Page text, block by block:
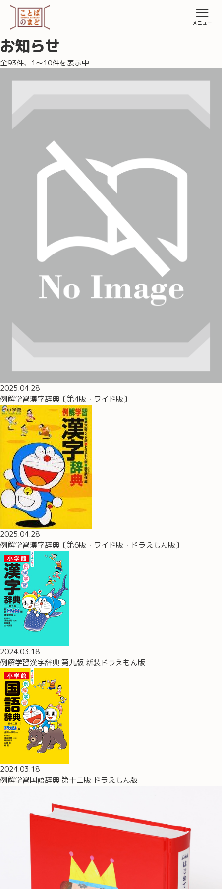
お知らせ
全93件、1〜10件を表示中
2025.04.28
例解学習漢字辞典〔第4版・ワイド版〕
2025.04.28
例解学習漢字辞典〔第6版・ワイド版・ドラえもん版〕
2024.03.18
例解学習漢字辞典 第九版 新装ドラえもん版
2024.03.18
例解学習国語辞典 第十二版 ドラえもん版